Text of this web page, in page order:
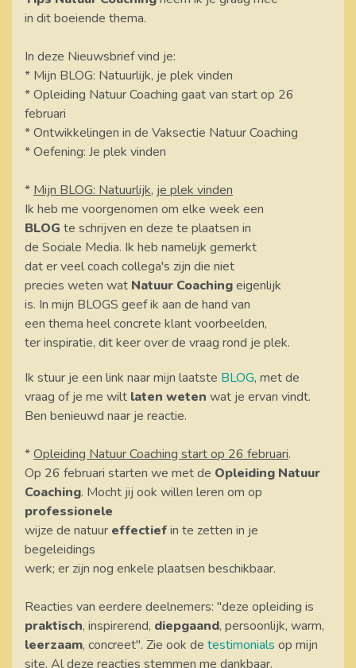
in dit boeiende thema.
In deze Nieuwsbrief vind je:
* Mijn BLOG: Natuurlijk, je plek vinden
* Opleiding Natuur Coaching gaat van start op 26
februari
* Ontwikkelingen in de Vaksectie Natuur Coaching
* Oefening: Je plek vinden
* Mijn BLOG: Natuurlijk, je plek vinden
Ik heb me voorgenomen om elke week een
BLOG te schrijven en deze te plaatsen in
de Sociale Media. Ik heb namelijk gemerkt
dat er veel coach collega's zijn die niet
precies weten wat Natuur Coachingeigenlijk
is. In mijn BLOGS geef ik aan de hand van
een thema heel concrete klant voorbeelden,
​ter inspiratie, dit keer over de vraag rond je plek.
Ik stuur je een link naar mijn laatste BLOG, met de
vraag of je me wilt laten weten wat je ervan vindt.
Ben benieuwd naar je reactie.
*Opleiding Natuur Coaching start op 26 februari.
Op 26 februari starten we met de Opleiding Natuur
Coaching. Mocht jij ook willen leren om op
professionele
wijze de natuur effectiefin te zetten in je
begeleidings
werk; er zijn nog enkele plaatsen beschikbaar.
Reacties van eerdere deelnemers: "deze opleiding is
praktisch, inspirerend, diepgaand, persoonlijk, warm,
leerzaam, concreet". Zie ook de testimonials op mijn
site. Al deze reacties stemmen me dankbaar.